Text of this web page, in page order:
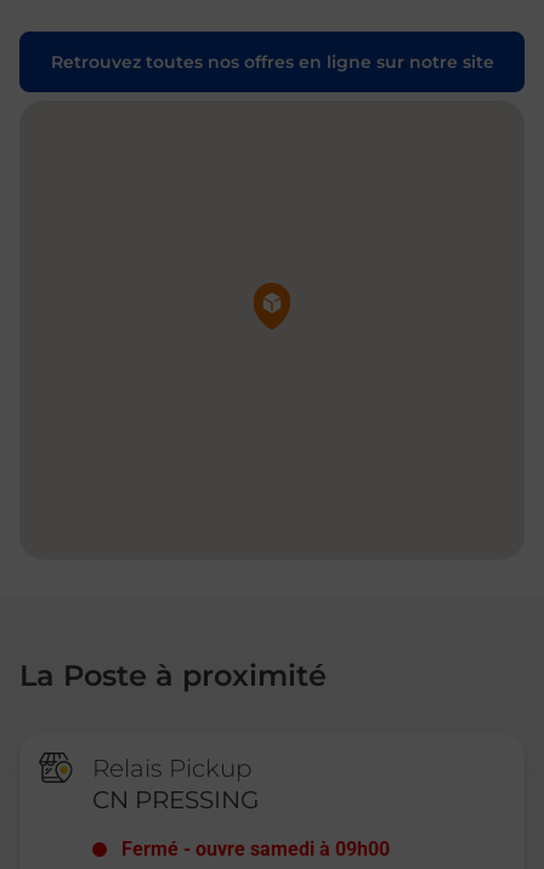
Retrouvez toutes nos offres en ligne sur notre site
Pin de la carte
La Poste à proximité
Relais Pickup
CN PRESSING
Fermé -ouvre samedi à 09h00